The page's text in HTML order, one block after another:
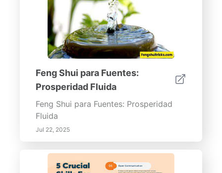
Feng Shui para Fuentes:
Prosperidad Fluida
Feng Shui para Fuentes: Prosperidad
Fluida
Jul 22, 2025